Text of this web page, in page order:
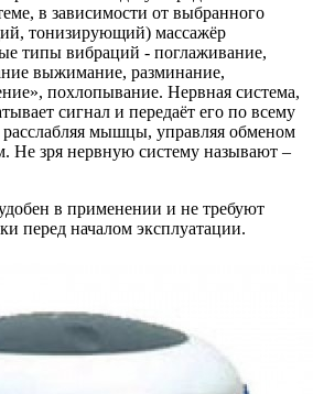
в зависимости от выбранного
тонизирующий) массажёр
типы вибраций - поглаживание,
выжимание, разминание,
похлопывание. Нервная система,
сигнал и передаёт его по всему
расслабляя мышцы, управляя обменом
Не зря нервную систему называют –
в применении и не требуют
перед началом эксплуатации.